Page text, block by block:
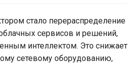
стало перераспределение
сервисов и решений,
интеллектом. Это снижает
сетевому оборудованию,